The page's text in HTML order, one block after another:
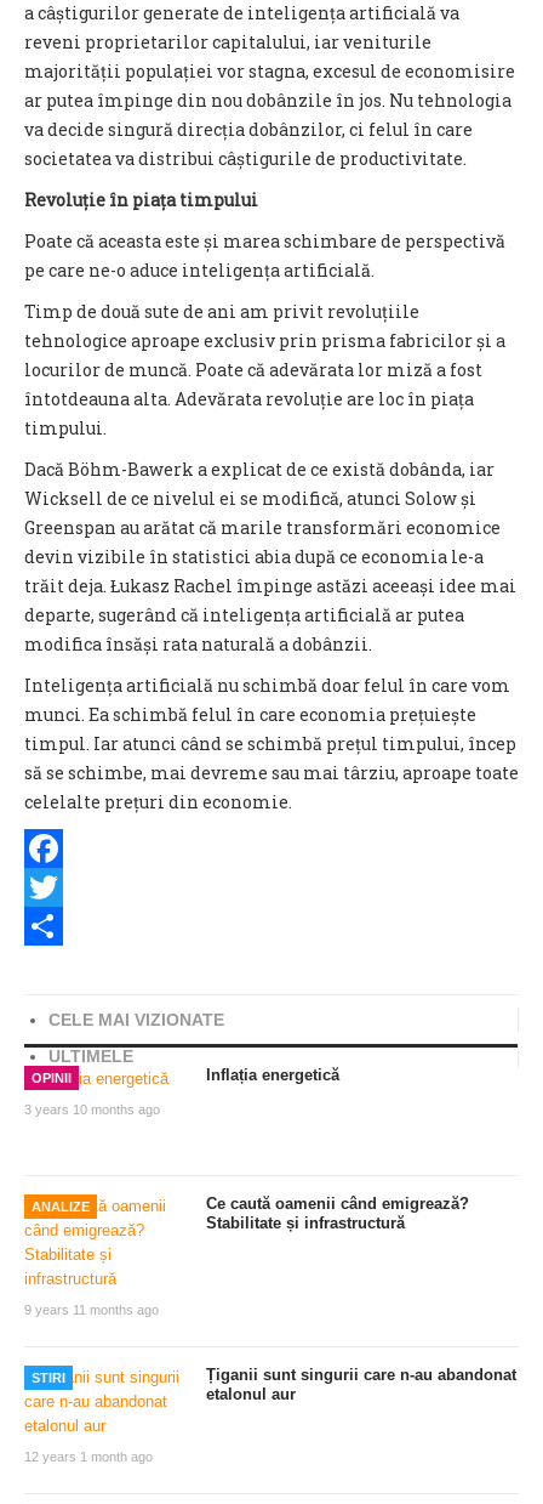
a câștigurilor generate de inteligența artificială va
reveni proprietarilor capitalului, iar veniturile
majorității populației vor stagna, excesul de economisire
ar putea împinge din nou dobânzile în jos. Nu tehnologia
va decide singură direcția dobânzilor, ci felul în care
societatea va distribui câștigurile de productivitate.
Revoluție în piața timpului
Poate că aceasta este și marea schimbare de perspectivă
pe care ne-o aduce inteligența artificială.
Timp de două sute de ani am privit revoluțiile
tehnologice aproape exclusiv prin prisma fabricilor și a
locurilor de muncă. Poate că adevărata lor miză a fost
întotdeauna alta. Adevărata revoluție are loc în piața
timpului.
Dacă Böhm-Bawerk a explicat de ce există dobânda, iar
Wicksell de ce nivelul ei se modifică, atunci Solow și
Greenspan au arătat că marile transformări economice
devin vizibile în statistici abia după ce economia le-a
trăit deja. Łukasz Rachel împinge astăzi aceeași idee mai
departe, sugerând că inteligența artificială ar putea
modifica însăși rata naturală a dobânzii.
Inteligența artificială nu schimbă doar felul în care vom
munci. Ea schimbă felul în care economia prețuiește
timpul. Iar atunci când se schimbă prețul timpului, încep
să se schimbe, mai devreme sau mai târziu, aproape toate
celelalte prețuri din economie.
Facebook
Twitter
CELE MAI VIZIONATE
ULTIMELE
OPINII
3 years 10 months ago
Inflația energetică
ANALIZE
9 years 11 months ago
Ce caută oamenii când emigrează?
Stabilitate și infrastructură
STIRI
12 years 1 month ago
Țiganii sunt singurii care n-au abandonat
etalonul aur